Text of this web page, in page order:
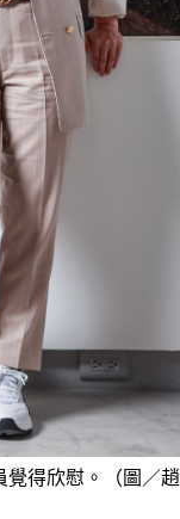
覺得欣慰。（圖／